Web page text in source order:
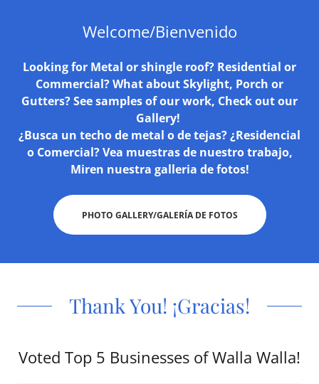
Welcome/Bienvenido
Looking for Metal or shingle roof? Residential or
Commercial? What about Skylight, Porch or
Gutters? See samples of our work, Check out our
Gallery!
¿Busca un techo de metal o de tejas? ¿Residencial
o Comercial? Vea muestras de nuestro trabajo,
Miren nuestra galleria de fotos!
PHOTO GALLERY/GALERÍA DE FOTOS
Thank You! ¡Gracias!
Voted Top 5 Businesses of Walla Walla!